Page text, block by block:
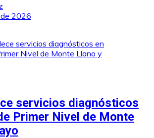
2026
servicios diagnósticos
Primer Nivel de Monte